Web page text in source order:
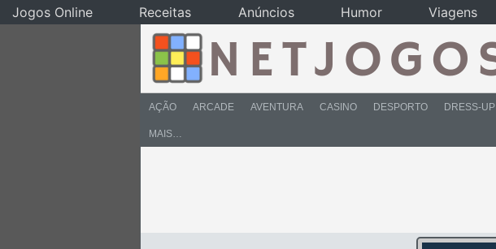
AÇÃO ARCADE AVENTURA CASINO DESPORTO DRESS-UP
MAIS…
Jogos Online Receitas Anúncios Humor Viagens